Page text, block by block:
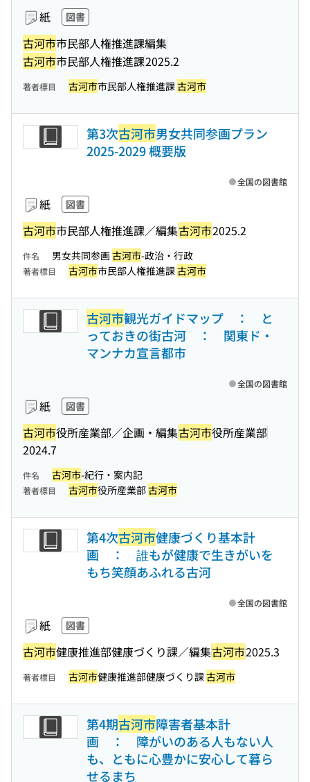
紙 図書
古河市市民部人権推進課編集
古河市市民部人権推進課2025.2
著者標目 古河市市民部人権推進課古河市
第3次古河市男女共同参画プラン
2025-2029 概要版
紙 図書
古河市市民部人権推進課／編集古河市2025.2
全国の図書館
件名 男女共同参画古河市-政治・行政
著者標目 古河市市民部人権推進課古河市
古河市観光ガイドマップ ： と
っておきの街古河 ： 関東ド・
マンナカ宣言都市
紙 図書
古河市役所産業部／企画・編集古河市役所産業部
2024.7
全国の図書館
件名 古河市-紀行・案内記
著者標目 古河市役所産業部古河市
第4次古河市健康づくり基本計
画 ： 誰もが健康で生きがいを
もち笑顔あふれる古河
紙 図書
古河市健康推進部健康づくり課／編集古河市2025.3
全国の図書館
著者標目 古河市健康推進部健康づくり課古河市
第4期古河市障害者基本計
画 ： 障がいのある人もない人
も、ともに心豊かに安心して暮ら
せるまち